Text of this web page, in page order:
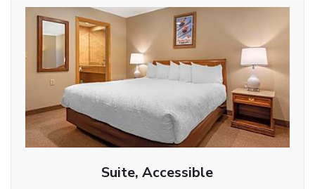
Suite, Accessible